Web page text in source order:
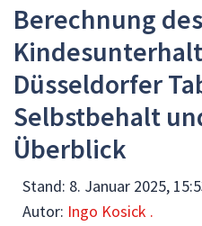
Berechnung des
Düsseldorfer
Selbstbehalt
Überblick
Stand: 8. Januar 2025,
Autor: Ingo Kosick .